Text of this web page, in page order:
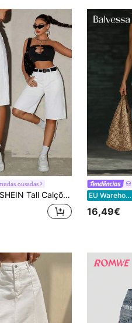
ousadas
SHEIN Tall Calções Bermuda de Gangue Soltos e Casuais para Mulher com Bolsos, para Mulheres Altas EU Warehouse
16,49€